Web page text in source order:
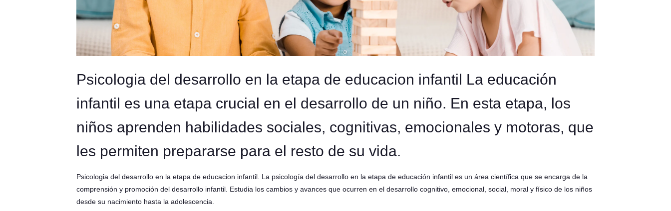
Psicologia del desarrollo en la etapa de educacion infantil La educación
infantil es una etapa crucial en el desarrollo de un niño. En esta etapa, los
niños aprenden habilidades sociales, cognitivas, emocionales y motoras, que
les permiten prepararse para el resto de su vida.
Psicologia del desarrollo en la etapa de educacion infantil. La psicología del desarrollo en la etapa de educación infantil es un área científica que se encarga de la
comprensión y promoción del desarrollo infantil. Estudia los cambios y avances que ocurren en el desarrollo cognitivo, emocional, social, moral y físico de los niños
desde su nacimiento hasta la adolescencia.